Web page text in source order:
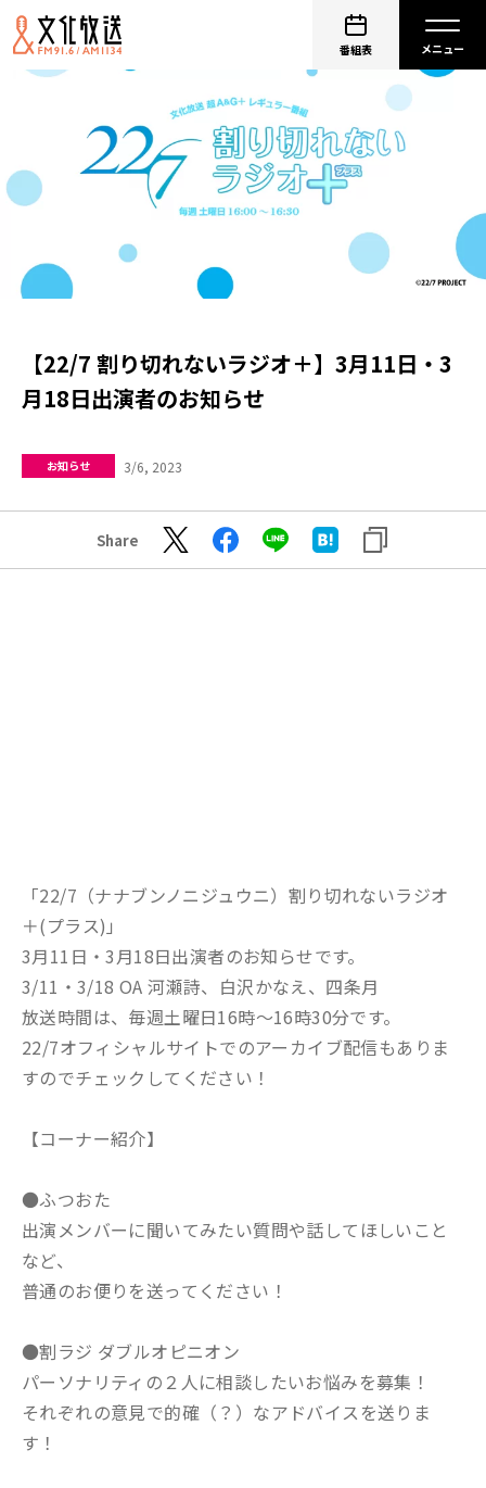
番組表
【22/7 割り切れないラジオ＋】3月11日・3
月18日出演者のお知らせ
お知らせ 3/6, 2023
Share
「22/7（ナナブンノニジュウニ）割り切れないラジオ
＋(プラス)」
3月11日・3月18日出演者のお知らせです。
3/11・3/18 OA 河瀬詩、白沢かなえ、四条月
放送時間は、毎週土曜日16時～16時30分です。
22/7オフィシャルサイトでのアーカイブ配信もありま
すのでチェックしてください！
【コーナー紹介】
●ふつおた
出演メンバーに聞いてみたい質問や話してほしいこと
など、
普通のお便りを送ってください！
●割ラジ ダブルオピニオン
パーソナリティの２人に相談したいお悩みを募集！
それぞれの意見で的確（？）なアドバイスを送りま
す！